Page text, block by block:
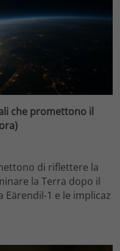
che promettono il
di riflettere la
la Terra dopo il
1 e le implicaz